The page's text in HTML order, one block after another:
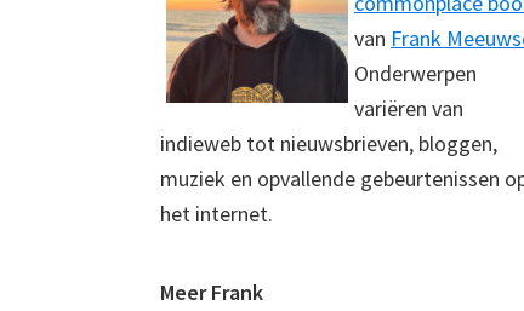
van Frank
Onderwerpen
variëren van
indieweb tot nieuwsbrieven, bloggen,
muziek en opvallende gebeurtenissen
het internet.
Meer Frank